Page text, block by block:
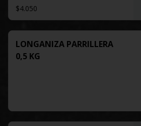
$4.050
LONGANIZA PARRILLERA
0,5 KG